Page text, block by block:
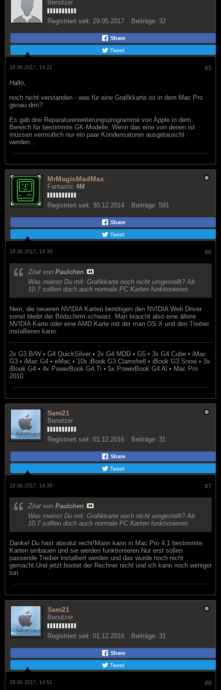
Benutzer
Registriert seit: 29.05.2017 Beiträge: 32
Share
Tweet
#5
18.06.2017, 14:21
Hallo,
noch nicht verstanden - was für eine Grafikkarte ist in dem Mac Pro
genau drin?
Es gab drei Reparaturerweiterungsprogramme von Apple in dem
Bereich für bestimmte GK-Modelle. Wenn das eine von denen ist
müssen vermutlich nur ein paar Kondensatoren ausgetauscht
werden...
MrMagicMadMax
Fantastic 4M
Registriert seit: 30.12.2014 Beiträge: 591
Share
Tweet
#6
18.06.2017, 14:39
Zitat von Paulchen
Was meinst Du mit: Grafikkarte noch nicht umgestellt? Ab
10.7 sollten doch auch normale PC Karten funktionieren.
Nein, die neueren NVIDIA Karten benötigen den NVIDIA Web Driver
sonst bleibt der Bildschirm schwarz. Man braucht also eine ältere
NVIDIA Karte oder eine AMD Karte mit der man OS X und den Treiber
installieren kann.
2x G3 B/W • G4 QuickSilver • 2x G4 MDD • G5 • 3x G4 Cube • iMac
G3 • iMac G4 • eMac • 10x iBook G3 Clamshell • iBook G3 Snow • 3x
iBook G4 • 4x PowerBook G4 Ti • 5x PowerBook G4 Al • Mac Pro
2010
Sam21
Benutzer
Registriert seit: 01.12.2016 Beiträge: 31
Share
Tweet
#7
18.06.2017, 14:39
Zitat von Paulchen
Was meinst Du mit: Grafikkarte noch nicht umgestellt? Ab
10.7 sollten doch auch normale PC Karten funktionieren.
Danke! Du hast absolut recht!Mann kann in Mac Pro 4.1 bestimmte
Karten einbauen und sie werden funktionieren.Nur erst sollen
passende Treiber installiert werden und das wurde noch nicht
gemacht.Und jetzt bootet der Rechner nicht und ich kann noch weniger
tun.
Sam21
Benutzer
Registriert seit: 01.12.2016 Beiträge: 31
Share
Tweet
#8
18.06.2017, 14:51